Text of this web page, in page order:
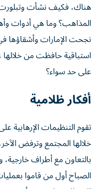
هناك، فكيف نشأت
المذاهب؟ وما هي أدوات
نجحت الإمارات وأشقاؤها
استباقية حافظت من خلالها
على حد سواء؟
أفكار ظلامية
تقوم التنظيمات الإرهابية
خلالها المجتمع وترفض
بالتعاون مع أطراف
الصباح أول من قاموا